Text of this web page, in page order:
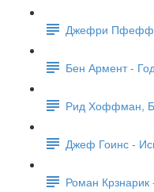
Джефри
Бен Армент -
Рид Хоффман,
Джеф Гоинс -
Роман